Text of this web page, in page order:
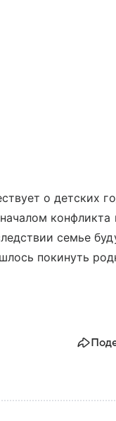
о детских
конфликта
семье
покинуть